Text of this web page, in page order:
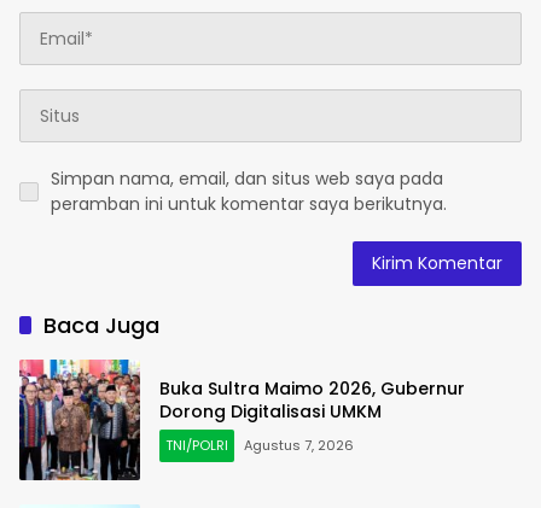
Simpan nama, email, dan situs web saya pada
peramban ini untuk komentar saya berikutnya.
Baca Juga
Buka Sultra Maimo 2026, Gubernur
Dorong Digitalisasi UMKM
TNI/POLRI Agustus 7, 2026